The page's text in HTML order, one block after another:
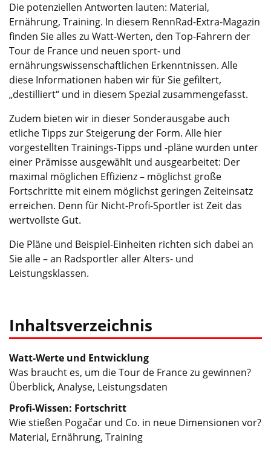
Die potenziellen Antworten lauten: Material,
Ernährung, Training. In diesem RennRad-Extra-Magazin
finden Sie alles zu Watt-Werten, den Top-Fahrern der
Tour de France und neuen sport- und
ernährungswissenschaftlichen Erkenntnissen. Alle
diese Informationen haben wir für Sie gefiltert,
„destilliert“ und in diesem Spezial zusammengefasst.
Zudem bieten wir in dieser Sonderausgabe auch
etliche Tipps zur Steigerung der Form. Alle hier
vorgestellten Trainings-Tipps und -pläne wurden unter
einer Prämisse ausgewählt und ausgearbeitet: Der
maximal möglichen Effizienz – möglichst große
Fortschritte mit einem möglichst geringen Zeiteinsatz
erreichen. Denn für Nicht-Profi-Sportler ist Zeit das
wertvollste Gut.
Die Pläne und Beispiel-Einheiten richten sich dabei an
Sie alle – an Radsportler aller Alters- und
Leistungsklassen.
Inhaltsverzeichnis
Watt-Werte und Entwicklung
Was braucht es, um die Tour de France zu gewinnen?
Überblick, Analyse, Leistungsdaten
Profi-Wissen: Fortschritt
Wie stießen Pogačar und Co. in neue Dimensionen vor?
Material, Ernährung, Training